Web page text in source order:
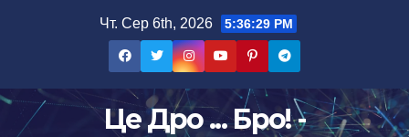
Чт. Сер 6th, 2026 5:36:29 PM
Це Дро ... Бро! -